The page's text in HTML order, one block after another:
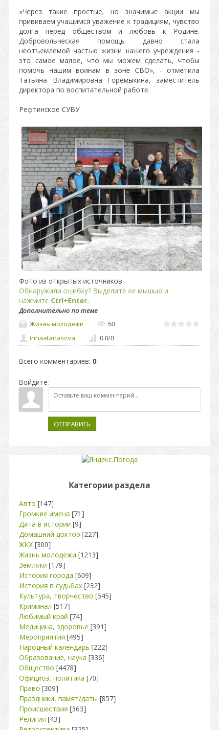
«Через такие простые, но значимые акции мы
прививаем учащимся уважение к традициям, чувство
долга перед обществом и любовь к Родине.
Добровольческая помощь давно стала
неотъемлемой частью жизни нашего учреждения -
это самое малое, что мы можем сделать, чтобы
помочь нашим воинам в зоне СВО», - отметила
Татьяна Владимировна Горемыкина, заместитель
директора по воспитательной работе.
Рефтинское СУВУ
Фото из открытых источников
Обнаружили ошибку? Выделите ее мышью и
нажмите Ctrl+Enter.
Дополнительно по теме
Жизнь молодежи
60
irinaatanasova
0.0/0
Всего комментариев: 0
Войдите:
ОТПРАВИТЬ
Категории раздела
Авто [147]
Громкие имена [71]
Дата в истории [9]
Домашний доктор [227]
ЖКХ [300]
Жизнь молодежи [1213]
Земляки [179]
История города [609]
История в судьбах [232]
Культура, творчество [545]
Криминал [517]
Любимый край [74]
Медицина, здоровье [391]
Мероприятия [495]
Народный календарь [222]
Образование, наука [336]
Общество [4478]
Официоз, политика [70]
Право [309]
Праздники, памят/даты [857]
Происшествия [363]
Религия [43]